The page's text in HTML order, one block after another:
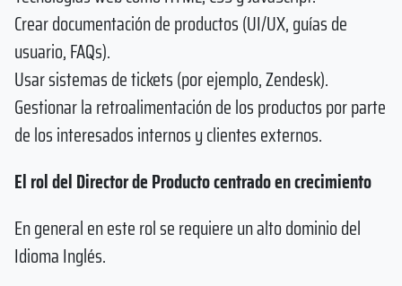
Crear documentación de productos (UI/UX, guías de
usuario, FAQs).
Usar sistemas de tickets (por ejemplo, Zendesk).
Gestionar la retroalimentación de los productos por parte
de los interesados internos y clientes externos.
El rol del Director de Producto centrado en crecimiento
En general en este rol se requiere un alto dominio del
Idioma Inglés.